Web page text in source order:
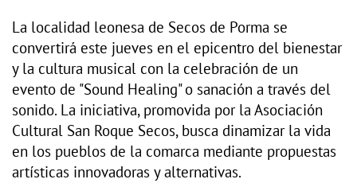
La localidad leonesa de Secos de Porma se
convertirá este jueves en el epicentro del bienestar
y la cultura musical con la celebración de un
evento de "Sound Healing" o sanación a través del
sonido. La iniciativa, promovida por la Asociación
Cultural San Roque Secos, busca dinamizar la vida
en los pueblos de la comarca mediante propuestas
artísticas innovadoras y alternativas.